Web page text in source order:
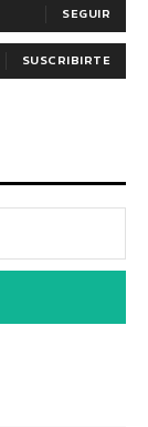
SEGUIR
SUSCRIBIRTE